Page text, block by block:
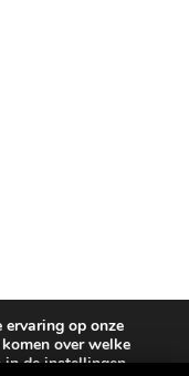
op onze
over welke
in deinstellingen.